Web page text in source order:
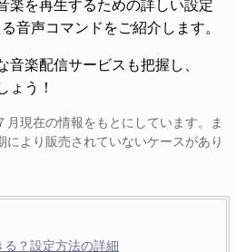
楽を再生するための詳しい設定
音声コマンドをご紹介します。
楽配信サービスも把握し、
ょう！
現在の情報をもとにしています。ま
により販売されていないケースがあり
？設定方法の詳細